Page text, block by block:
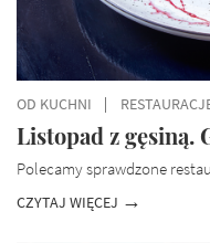
OD KUCHNI
Listopad z gęsiną.
Polecamy sprawdzone
CZYTAJ WIĘCEJ